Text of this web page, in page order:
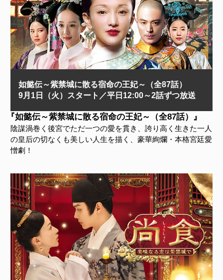
如懿伝～紫禁城に散る宿命の王妃～（全87話）
9月1日（火）スタート／平日12:00～2話ずつ放送
『如懿伝～紫禁城に散る宿命の王妃～（全87話）』
陰謀渦巻く後宮でただ一つの愛を貫き、誇り高く生きた一人
の皇后の切なくも美しい人生を描く、豪華絢爛・本格宮廷愛
憎劇！